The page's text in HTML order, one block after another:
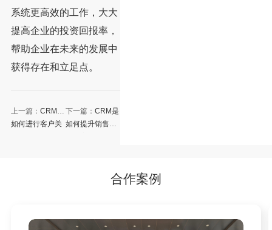
系统更高效的工作，大大
提高企业的投资回报率，
帮助企业在未来的发展中
获得存在和立足点。
上一篇： CRM是
如何进行客户关
下一篇： CRM是
如何提升销售工
合作案例